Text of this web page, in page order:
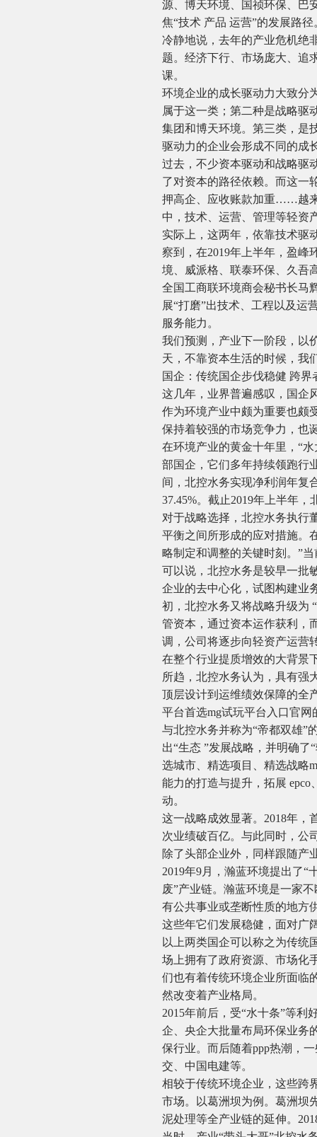
源、博天环境、国祯环保、巴
焦“技术 产品 运营”的发展路径
冷静地说，去年的产业危机绝
题。经济下行、市场庞大、追
课。
环境企业的成长驱动力大致分
属于这一类；第二种是战略驱
集团和博天环境。第三类，是
驱动力的企业会形成不同的成
过去，不少资本驱动和战略驱
了对资本的路径依赖。而这一
押高企、应收账款加重……越
中，技术、运营、管理等轻资
实际上，这两年，依靠技术驱
察到，在2019年上半年，盈峰
境、威派格、联泰环保、久吾
全国工商联环境商会秘书长马
展“打磨”出技术、工程以及
服务能力。
我们预测，产业下一阶段，以
天，不靠资本生活的时候，我
国企：传统国企步伐稳健 跨界
这几年，业界普遍感叹，国企
作为环境产业中颇为重要也颇
保持着较强的市场竞争力，也
在环境产业的黄金十年里，“
部国企，它们多年持续领跑行
间，北控水务实现净利润年复
37.45%。截止2019年上半年
对于战略选择，北控水务执行
平衡之间所形成的应对措施。
略制定和调整的关键时刻。”
可以说，北控水务是较早一批
企业的去中心化，试图构建业
初，北控水务又将战略升级为
管资本，通过资本运作获利，
调，公司将逐步向轻资产运营
在整个行业提质增效的大背景
所趋，北控水务认为，具有强
顶层设计到运维绩效保障的全
平台首选mg试玩平台入口官网
与北控水务并称为“帝都双雄”
出“生态 ”发展战略，并明确
选城市、精选项目、精选战略
能力的打造与提升，拓展
动。
这一战略成效显著。2018年，
次业绩破百亿。与此同时，公
除了头部企业外，同样跟随
2019年9月，瀚蓝环境提出了“
废”产业链。瀚蓝环境是一家
有公共事业或垄断性质的地方
这些年它们发展稳健，面对广
以上两类国企可以称之为传统
场上拥有了政府资源、市场化
们也有着传统环境企业所面临
然改变着产业格局。
2015年前后，受“水十条”等
企、央企大批量布局环保业务
保行业。而后随着ppp热潮，
交、中国电建等。
相较于传统环境企业，这些跨
市场。以葛洲坝为例。葛洲坝
泥处理等全产业链的延伸。